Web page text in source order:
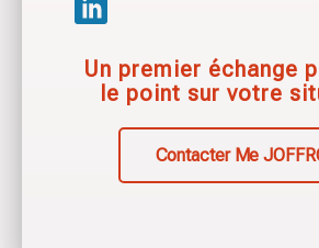
Un premier échange
le point sur votre
Contacter Me